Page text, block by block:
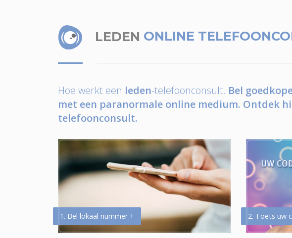
LEDEN ONLINE
Hoe werkt een leden-telefoonconsult. Bel
met een paranormale online medium. Ontdek
telefoonconsult.
1. Bel lokaal nummer + 2. Toets uw